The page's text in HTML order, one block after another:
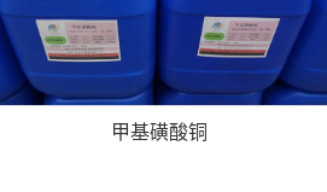
甲基磺酸铜